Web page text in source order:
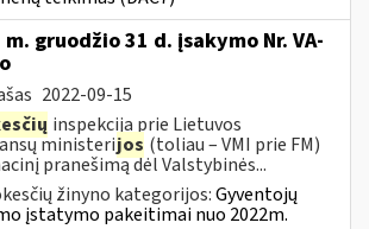
m. gruodžio 31 d. įsakymo Nr. VA-
2022-09-15
inspekcija prie Lietuvos
ministerijos (toliau – VMI prie FM)
pranešimą dėl Valstybinės...
žinyno kategorijos:Gyventojų
įstatymo pakeitimai nuo 2022m.